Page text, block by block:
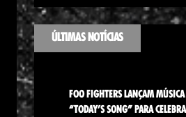
ÚLTIMAS NOTÍCIAS
FOO FIGHTERS LANÇAM
“TODAY’S SONG” PARA